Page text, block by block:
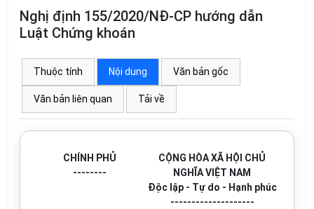
Nghị định 155/2020/NĐ-CP hướng dẫn
Luật Chứng khoán
Thuộc tính Nội dung Văn bản gốc
Văn bản liên quan Tải về
CHÍNH PHỦ
--------
CỘNG HÒA XÃ HỘI CHỦ
NGHĨA VIỆT NAM
Độc lập - Tự do - Hạnh phúc
--------------------